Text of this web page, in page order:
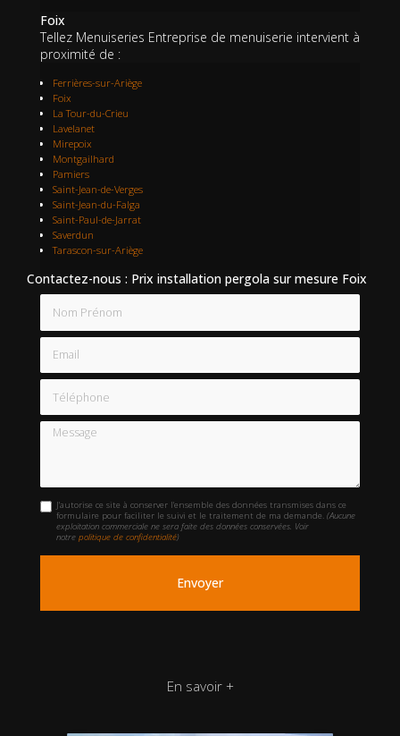
Foix
Tellez Menuiseries Entreprise de menuiserie intervient à
proximité de :
Ferrières-sur-Ariège
Foix
La Tour-du-Crieu
Lavelanet
Mirepoix
Montgailhard
Pamiers
Saint-Jean-de-Verges
Saint-Jean-du-Falga
Saint-Paul-de-Jarrat
Saverdun
Tarascon-sur-Ariège
Contactez-nous : Prix installation pergola sur mesure Foix
Email
Téléphone
Message
J'autorise ce site à conserver l'ensemble des données transmises dans ce
formulaire pour faciliter le suivi et le traitement de ma demande.(Aucune
exploitation commerciale ne sera faite des données conservées. Voir
notrepolitique de confidentialité)
En savoir +